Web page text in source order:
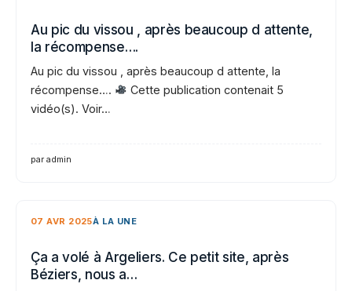
Au pic du vissou , après beaucoup d attente,
la récompense….
Au pic du vissou , après beaucoup d attente, la
récompense….
Cette publication contenait 5
vidéo(s). Voir…
par admin
07 AVR 2025À LA UNE
Ça a volé à Argeliers. Ce petit site, après
Béziers, nous a…